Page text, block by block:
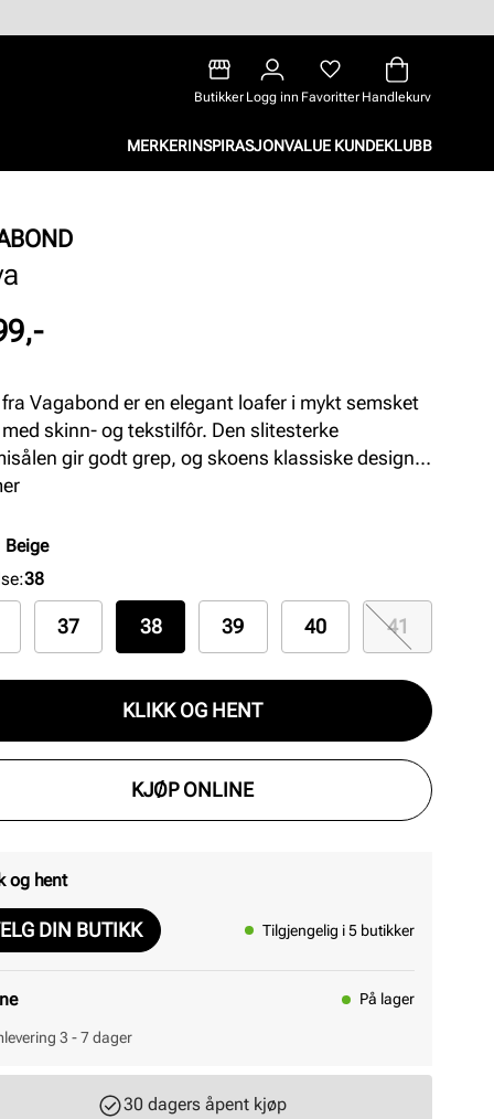
Butikker Logg inn Favoritter Handlekurv
MERKERINSPIRASJONVALUE KUNDEKLUBB
Vagabond er en elegant loafer i mykt semsket
skinn- og tekstilfôr. Den slitesterke
gir godt grep, og skoens klassiske design
perfekt til både hverdag og mer formelle
Beige
:38
37 38 39 40 41
KLIKK OG HENT
KJØP ONLINE
og hent
DIN BUTIKK Tilgjengelig i 5 butikker
På lager
3 - 7 dager
30 dagers åpent kjøp